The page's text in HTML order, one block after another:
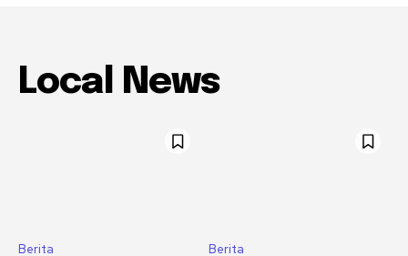
Local News
Berita Berita